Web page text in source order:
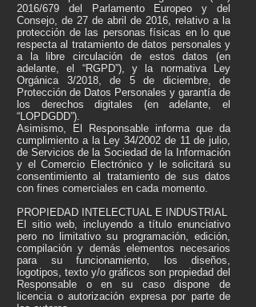
2016/679 del Parlamento Europeo y del
Consejo, de 27 de abril de 2016, relativo a la
protección de las personas físicas en lo que
respecta al tratamiento de datos personales y
a la libre circulación de estos datos (en
adelante, el “RGPD”), y la normativa Ley
Orgánica 3/2018, de 5 de diciembre, de
Protección de Datos Personales y garantía de
los derechos digitales (en adelante, el
“LOPDGDD”).
Asimismo, El Responsable informa que da
cumplimiento a la Ley 34/2002 de 11 de julio,
de Servicios de la Sociedad de la Información
y el Comercio Electrónico y le solicitará su
consentimiento al tratamiento de sus datos
con fines comerciales en cada momento.
PROPIEDAD INTELECTUAL E INDUSTRIAL
El sitio web, incluyendo a título enunciativo
pero no limitativo su programación, edición,
compilación y demás elementos necesarios
para su funcionamiento, los diseños,
logotipos, texto y/o gráficos son propiedad del
Responsable o en su caso dispone de
licencia o autorización expresa por parte de